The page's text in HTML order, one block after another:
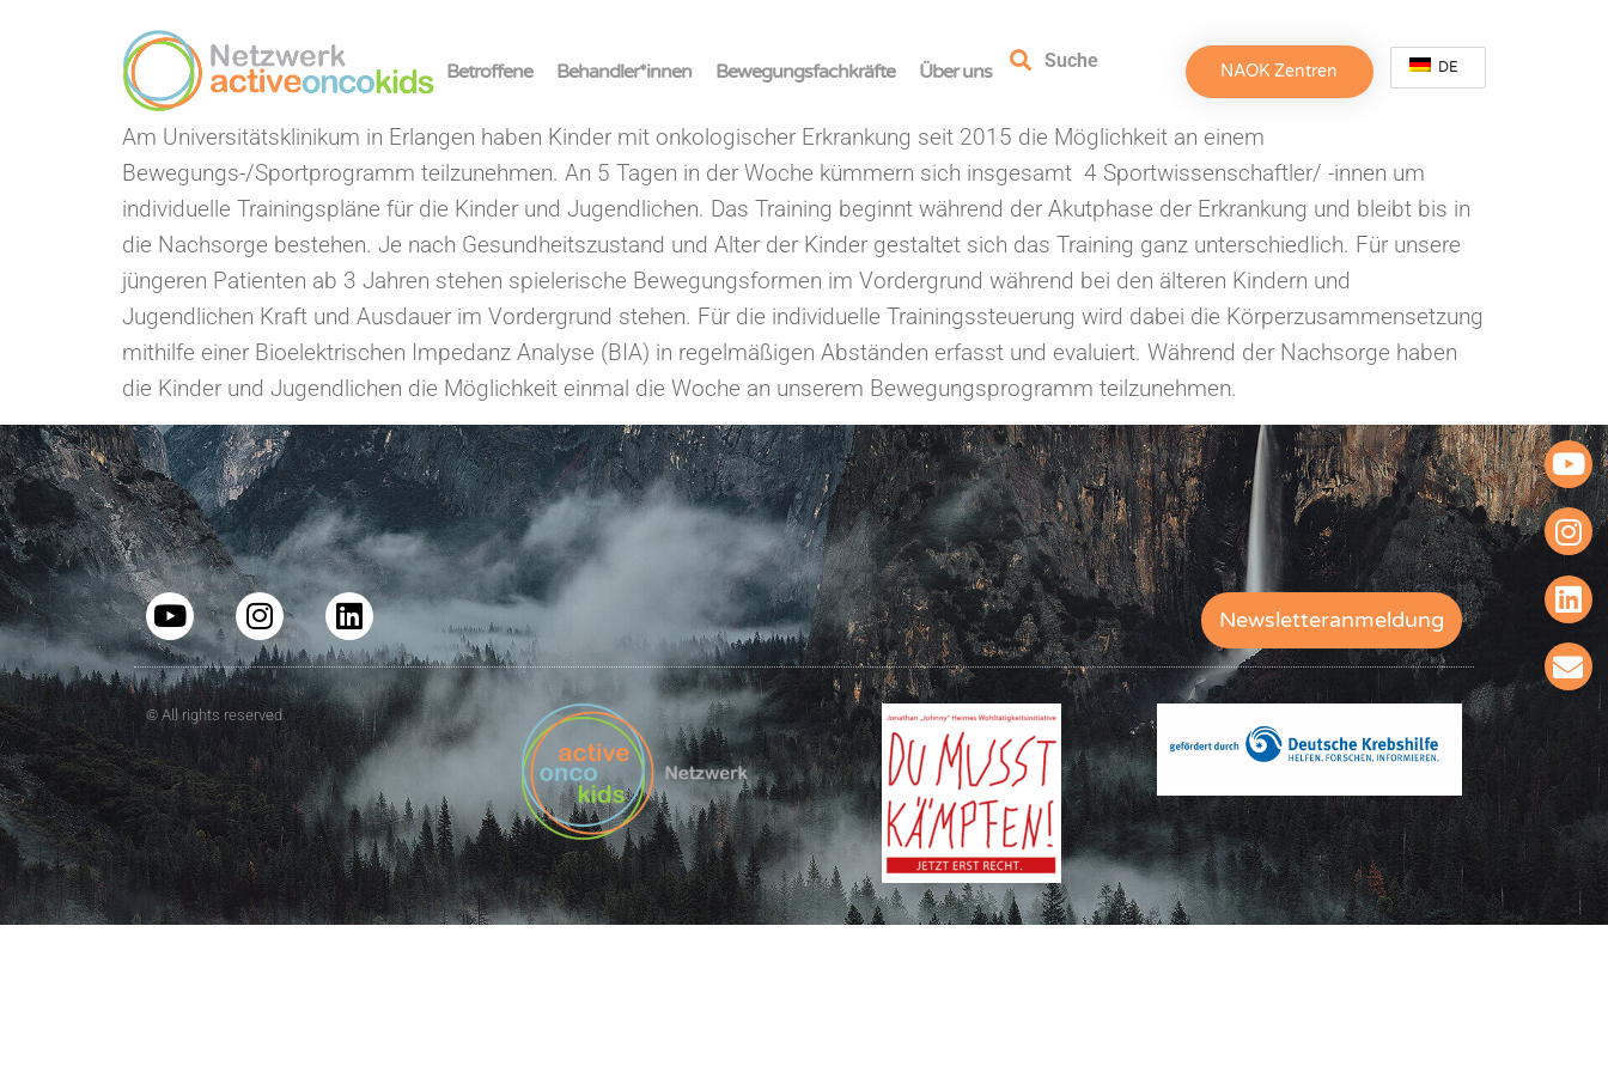
Betroffene Behandler*innen Bewegungsfachkräfte Über uns Suche NAOK Zentren DE
Am Universitätsklinikum in Erlangen haben Kinder mit onkologischer Erkrankung seit 2015 die Möglichkeit an einem
Bewegungs-/Sportprogramm teilzunehmen. An 5 Tagen in der Woche kümmern sich insgesamt 4 Sportwissenschaftler/ -innen um
individuelle Trainingspläne für die Kinder und Jugendlichen. Das Training beginnt während der Akutphase der Erkrankung und bleibt bis in
die Nachsorge bestehen. Je nach Gesundheitszustand und Alter der Kinder gestaltet sich das Training ganz unterschiedlich. Für unsere
jüngeren Patienten ab 3 Jahren stehen spielerische Bewegungsformen im Vordergrund während bei den älteren Kindern und
Jugendlichen Kraft und Ausdauer im Vordergrund stehen. Für die individuelle Trainingssteuerung wird dabei die Körperzusammensetzung
mithilfe einer Bioelektrischen Impedanz Analyse (BIA) in regelmäßigen Abständen erfasst und evaluiert. Während der Nachsorge haben
die Kinder und Jugendlichen die Möglichkeit einmal die Woche an unserem Bewegungsprogramm teilzunehmen.
Newsletteranmeldung
© All rights reserved